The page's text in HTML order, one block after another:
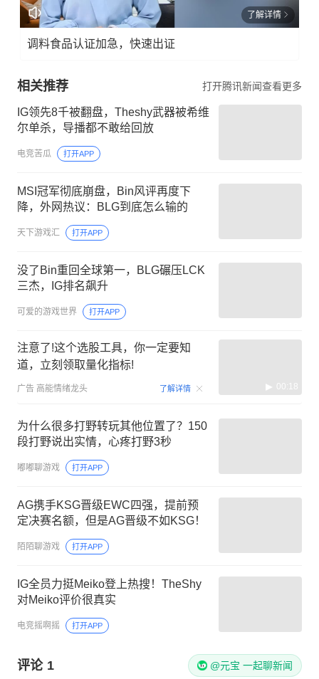
了解详情
调料食品认证加急，快速出证
相关推荐 打开腾讯新闻查看更多
IG领先8千被翻盘，Theshy武器被希维
尔单杀，导播都不敢给回放
电竞苦瓜 打开APP
MSI冠军彻底崩盘，Bin风评再度下
降，外网热议：BLG到底怎么输的
天下游戏汇 打开APP
没了Bin重回全球第一，BLG碾压LCK
三杰，IG排名飙升
可爱的游戏世界 打开APP
注意了!这个选股工具，你一定要知
道，立刻领取量化指标!
广告 高能情绪龙头 了解详情 00:18
为什么很多打野转玩其他位置了？150
段打野说出实情，心疼打野3秒
嘟嘟聊游戏 打开APP
AG携手KSG晋级EWC四强，提前预
定决赛名额，但是AG晋级不如KSG！
陌陌聊游戏 打开APP
IG全员力挺Meiko登上热搜！TheShy
对Meiko评价很真实
电竞摇啊摇 打开APP
评论 1 @元宝 一起聊新闻